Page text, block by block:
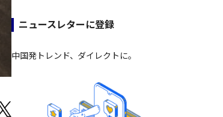
ニュースレターに登録
中国発トレンド、ダイレクトに。